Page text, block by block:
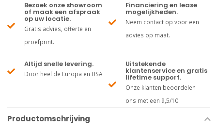
Bezoek onze showroom
of maak een afspraak
op uw locatie.
Gratis advies, offerte en
proefprint.
Financiering en lease
mogelijkheden.
Neem contact op voor een
advies op maat.
Altijd snelle levering.
Door heel de Europa en USA
Uitstekende
klantenservice en gratis
lifetime support.
Onze klanten beoordelen
ons met een 9,5/10.
Productomschrijving